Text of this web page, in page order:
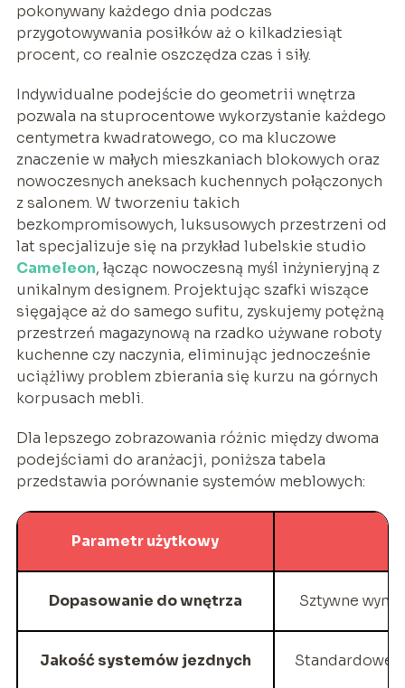
pokonywany każdego dnia podczas
przygotowywania posiłków aż o kilkadziesiąt
procent, co realnie oszczędza czas i siły.
Indywidualne podejście do geometrii wnętrza
pozwala na stuprocentowe wykorzystanie każdego
centymetra kwadratowego, co ma kluczowe
znaczenie w małych mieszkaniach blokowych oraz
nowoczesnych aneksach kuchennych połączonych
z salonem. W tworzeniu takich
bezkompromisowych, luksusowych przestrzeni od
lat specjalizuje się na przykład lubelskie studio
Cameleon, łącząc nowoczesną myśl inżynieryjną z
unikalnym designem. Projektując szafki wiszące
sięgające aż do samego sufitu, zyskujemy potężną
przestrzeń magazynową na rzadko używane roboty
kuchenne czy naczynia, eliminując jednocześnie
uciążliwy problem zbierania się kurzu na górnych
korpusach mebli.
Dla lepszego zobrazowania różnic między dwoma
podejściami do aranżacji, poniższa tabela
przedstawia porównanie systemów meblowych:
Parametr użytkowy
Dopasowanie do wnętrza Sztywne
Jakość systemów jezdnych Standardowe